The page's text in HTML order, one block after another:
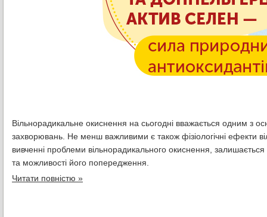
Вільнорадикальне окиснення на сьогодні вважається одним з
захворювань. Не менш важливими є також фізіологічні ефекти
вивченні проблеми вільнорадикального окиснення,
та можливості його попередження.
Читати повністю »